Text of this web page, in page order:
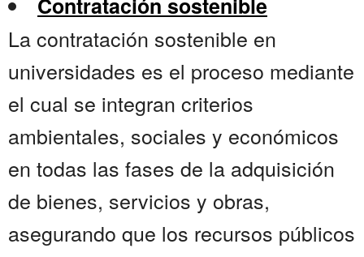
La contratación sostenible en
universidades es el proceso mediante
el cual se integran criterios
ambientales, sociales y económicos
en todas las fases de la adquisición
de bienes, servicios y obras,
asegurando que los recursos públicos